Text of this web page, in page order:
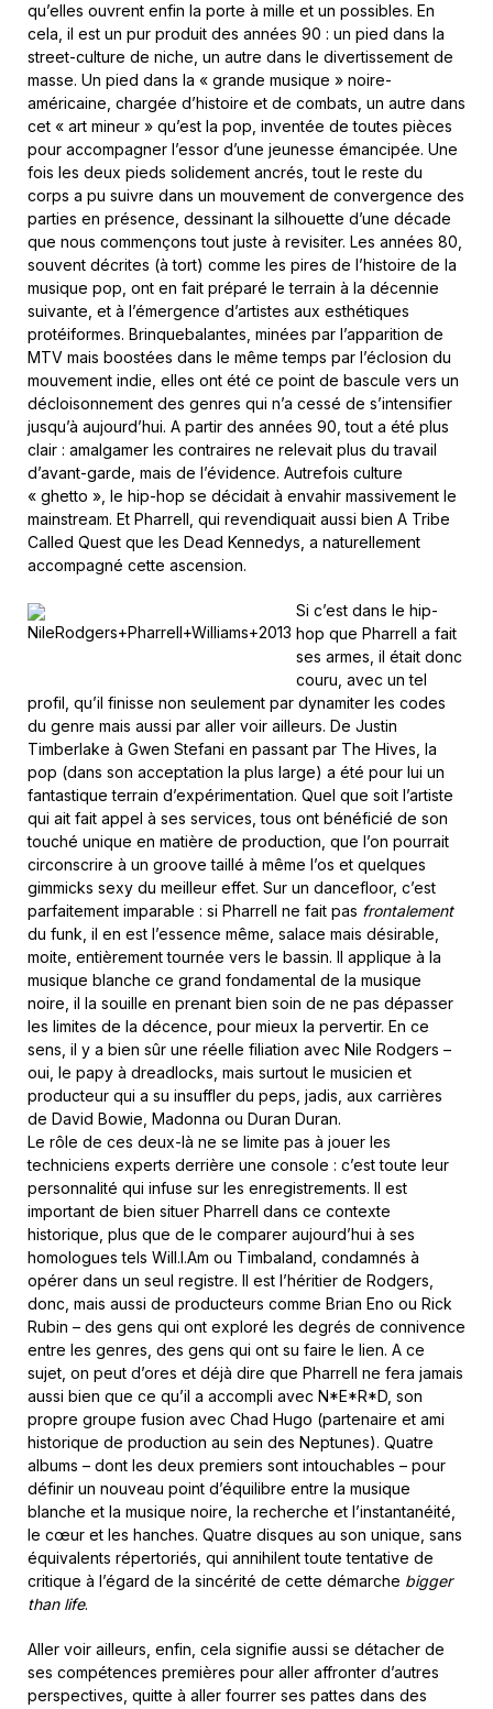
qu’elles ouvrent enfin la porte à mille et un possibles. En
cela, il est un pur produit des années 90 : un pied dans la
street-culture de niche, un autre dans le divertissement de
masse. Un pied dans la « grande musique » noire-
américaine, chargée d’histoire et de combats, un autre dans
cet « art mineur » qu’est la pop, inventée de toutes pièces
pour accompagner l’essor d’une jeunesse émancipée. Une
fois les deux pieds solidement ancrés, tout le reste du
corps a pu suivre dans un mouvement de convergence des
parties en présence, dessinant la silhouette d’une décade
que nous commençons tout juste à revisiter. Les années 80,
souvent décrites (à tort) comme les pires de l’histoire de la
musique pop, ont en fait préparé le terrain à la décennie
suivante, et à l’émergence d’artistes aux esthétiques
protéiformes. Brinquebalantes, minées par l’apparition de
MTV mais boostées dans le même temps par l’éclosion du
mouvement indie, elles ont été ce point de bascule vers un
décloisonnement des genres qui n’a cessé de s’intensifier
jusqu’à aujourd’hui. A partir des années 90, tout a été plus
clair : amalgamer les contraires ne relevait plus du travail
d’avant-garde, mais de l’évidence. Autrefois culture
« ghetto », le hip-hop se décidait à envahir massivement le
mainstream. Et Pharrell, qui revendiquait aussi bien A Tribe
Called Quest que les Dead Kennedys, a naturellement
accompagné cette ascension.
Si c’est dans le hip-
hop que Pharrell a fait
ses armes, il était donc
couru, avec un tel
profil, qu’il finisse non seulement par dynamiter les codes
du genre mais aussi par aller voir ailleurs. De Justin
Timberlake à Gwen Stefani en passant par The Hives, la
pop (dans son acceptation la plus large) a été pour lui un
fantastique terrain d’expérimentation. Quel que soit l’artiste
qui ait fait appel à ses services, tous ont bénéficié de son
touché unique en matière de production, que l’on pourrait
circonscrire à un groove taillé à même l’os et quelques
gimmicks sexy du meilleur effet. Sur un dancefloor, c’est
parfaitement imparable : si Pharrell ne fait pas frontalement
du funk, il en est l’essence même, salace mais désirable,
moite, entièrement tournée vers le bassin. Il applique à la
musique blanche ce grand fondamental de la musique
noire, il la souille en prenant bien soin de ne pas dépasser
les limites de la décence, pour mieux la pervertir. En ce
sens, il y a bien sûr une réelle filiation avec Nile Rodgers –
oui, le papy à dreadlocks, mais surtout le musicien et
producteur qui a su insuffler du peps, jadis, aux carrières
de David Bowie, Madonna ou Duran Duran.
Le rôle de ces deux-là ne se limite pas à jouer les
techniciens experts derrière une console : c’est toute leur
personnalité qui infuse sur les enregistrements. Il est
important de bien situer Pharrell dans ce contexte
historique, plus que de le comparer aujourd’hui à ses
homologues tels Will.I.Am ou Timbaland, condamnés à
opérer dans un seul registre. Il est l’héritier de Rodgers,
donc, mais aussi de producteurs comme Brian Eno ou Rick
Rubin – des gens qui ont exploré les degrés de connivence
entre les genres, des gens qui ont su faire le lien. A ce
sujet, on peut d’ores et déjà dire que Pharrell ne fera jamais
aussi bien que ce qu’il a accompli avec N*E*R*D, son
propre groupe fusion avec Chad Hugo (partenaire et ami
historique de production au sein des Neptunes). Quatre
albums – dont les deux premiers sont intouchables – pour
définir un nouveau point d’équilibre entre la musique
blanche et la musique noire, la recherche et l’instantanéité,
le cœur et les hanches. Quatre disques au son unique, sans
équivalents répertoriés, qui annihilent toute tentative de
critique à l’égard de la sincérité de cette démarche bigger
than life.
Aller voir ailleurs, enfin, cela signifie aussi se détacher de
ses compétences premières pour aller affronter d’autres
perspectives, quitte à aller fourrer ses pattes dans des